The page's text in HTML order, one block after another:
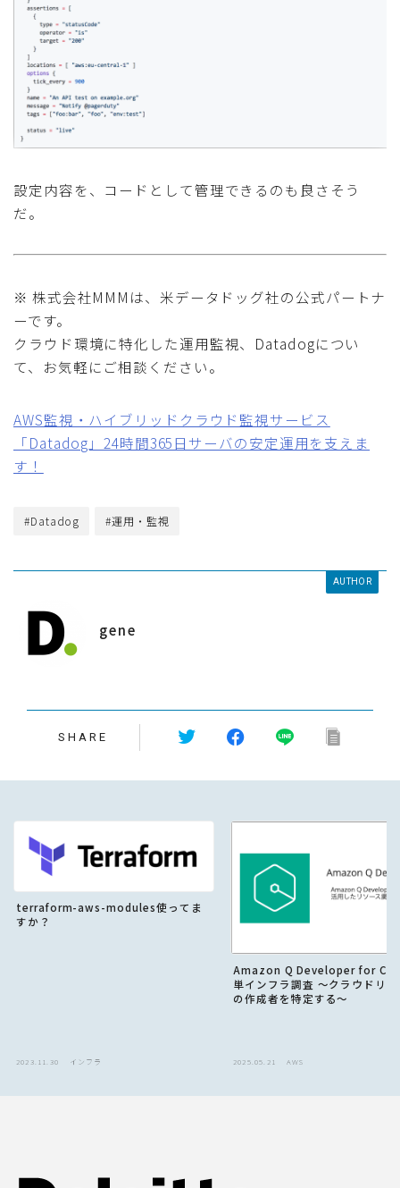
設定内容を、コードとして管理できるのも良さそう
だ。
※ 株式会社MMMは、米データドッグ社の公式パートナ
ーです。
クラウド環境に特化した運用監視、Datadogについ
て、お気軽にご相談ください。
AWS監視・ハイブリッドクラウド監視サービス
「Datadog」24時間365日サーバの安定運用を支えま
す！
#Datadog #運用・監視
AUTHOR
gene
SHARE
terraform-aws-modules使ってま
すか？
2023.11.30 インフラ
Amazon Q Developer for CLI
単インフラ調査 〜クラウドリ
の作成者を特定する〜
2025.05.21 AWS